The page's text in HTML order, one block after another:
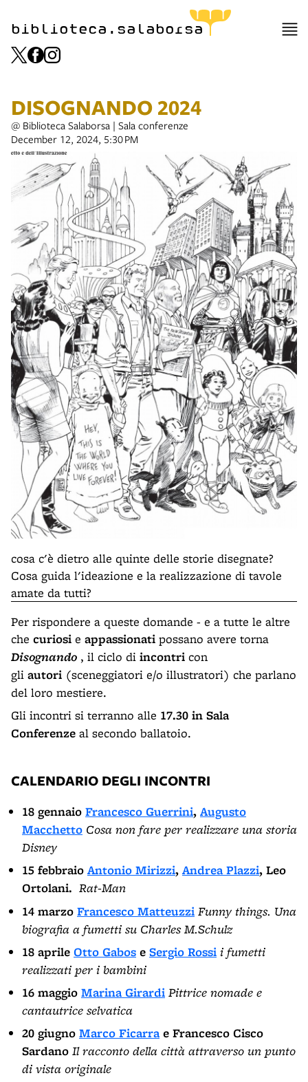
biblioteca.salaborsa
DISOGNANDO 2024
@ Biblioteca Salaborsa | Sala conferenze
December 12, 2024, 5:30 PM
cosa c'è dietro alle quinte delle storie disegnate?
Cosa guida l'ideazione e la realizzazione di tavole
amate da tutti?
Per rispondere a queste domande - e a tutte le altre
che curiosi e appassionati possano avere torna
Disognando , il ciclo di incontri con
gli autori (sceneggiatori e/o illustratori) che parlano
del loro mestiere.
Gli incontri si terranno alle 17.30 in Sala
Conferenze al secondo ballatoio.
CALENDARIO DEGLI INCONTRI
18 gennaio Francesco Guerrini, Augusto
Macchetto Cosa non fare per realizzare una storia
Disney
15 febbraio Antonio Mirizzi, Andrea Plazzi, Leo
Ortolani. Rat-Man
14 marzo Francesco Matteuzzi Funny things. Una
biografia a fumetti su Charles M.Schulz
18 aprile Otto Gabos e Sergio Rossi i fumetti
realizzati per i bambini
16 maggio Marina Girardi Pittrice nomade e
cantautrice selvatica
20 giugno Marco Ficarra e Francesco Cisco
Sardano Il racconto della città attraverso un punto
di vista originale